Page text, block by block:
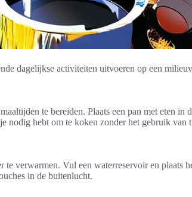
dagelijkse activiteiten uitvoeren op een
te bereiden. Plaats een pan met eten
nodig hebt om te koken zonder het gebruik van
verwarmen. Vul een waterreservoir en
in de buitenlucht.